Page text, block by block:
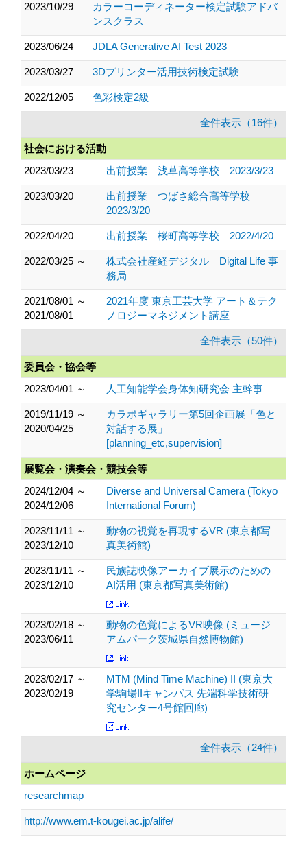
2023/10/29
カラーコーディネーター検定試験アドバ
ンスクラス
2023/06/24 JDLA Generative AI Test 2023
2023/03/27 3Dプリンター活用技術検定試験
2022/12/05 色彩検定2級
全件表示（16件）
社会における活動
2023/03/23
出前授業 浅草高等学校 2023/3/23
2023/03/20
出前授業 つばさ総合高等学校
2023/3/20
2022/04/20 出前授業 桜町高等学校 2022/4/20
2022/03/25 ～
株式会社産経デジタル Digital Life 事
務局
2021/08/01 ～
2021/08/01
2021年度 東京工芸大学 アート＆テク
ノロジーマネジメント講座
全件表示（50件）
委員会・協会等
2023/04/01 ～
人工知能学会身体知研究会 主幹事
2019/11/19 ～
2020/04/25
カラボギャラリー第5回企画展「色と
対話する展」
[planning_etc,supervision]
展覧会・演奏会・競技会等
2024/12/04 ～
2024/12/06
Diverse and Universal Camera (Tokyo
International Forum)
2023/11/11 ～
2023/12/10
動物の視覚を再現するVR (東京都写
真美術館)
2023/11/11 ～
2023/12/10
民族誌映像アーカイブ展示のための
AI活用 (東京都写真美術館)
2023/02/18 ～
2023/06/11
動物の色覚によるVR映像 (ミュージ
アムパーク茨城県自然博物館)
2023/02/17 ～
2023/02/19
MTM (Mind Time Machine) II (東京大
学駒場IIキャンパス 先端科学技術研
究センター4号館回廊)
全件表示（24件）
ホームページ
researchmap
http://www.em.t-kougei.ac.jp/alife/